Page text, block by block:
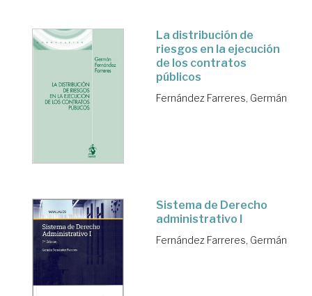
La distribución de
riesgos en la ejecución
de los contratos
públicos
Fernández Farreres, Germán
Sistema de Derecho
administrativo I
Fernández Farreres, Germán